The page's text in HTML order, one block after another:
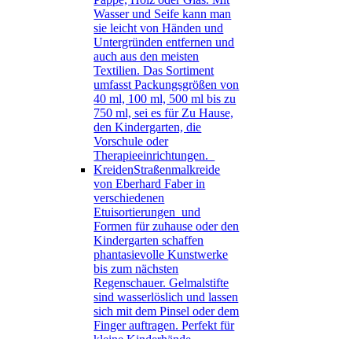
Wasser und Seife kann man
sie leicht von Händen und
Untergründen entfernen und
auch aus den meisten
Textilien. Das Sortiment
umfasst Packungsgrößen von
40 ml, 100 ml, 500 ml bis zu
750 ml, sei es für Zu Hause,
den Kindergarten, die
Vorschule oder
Therapieeinrichtungen.
KreidenStraßenmalkreide
von Eberhard Faber in
verschiedenen
Etuisortierungen und
Formen für zuhause oder den
Kindergarten schaffen
phantasievolle Kunstwerke
bis zum nächsten
Regenschauer. Gelmalstifte
sind wasserlöslich und lassen
sich mit dem Pinsel oder dem
Finger auftragen. Perfekt für